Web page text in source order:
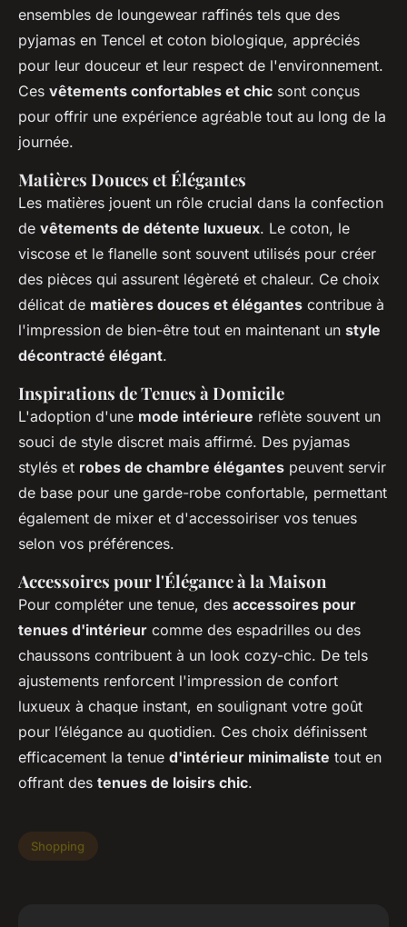
ensembles de loungewear raffinés tels que des
pyjamas en Tencel et coton biologique, appréciés
pour leur douceur et leur respect de l'environnement.
Ces vêtements confortables et chic sont conçus
pour offrir une expérience agréable tout au long de la
journée.
Matières Douces et Élégantes
Les matières jouent un rôle crucial dans la confection
de vêtements de détente luxueux. Le coton, le
viscose et le flanelle sont souvent utilisés pour créer
des pièces qui assurent légèreté et chaleur. Ce choix
délicat de matières douces et élégantes contribue à
l'impression de bien-être tout en maintenant un style
décontracté élégant.
Inspirations de Tenues à Domicile
L'adoption d'une mode intérieure reflète souvent un
souci de style discret mais affirmé. Des pyjamas
stylés et robes de chambre élégantes peuvent servir
de base pour une garde-robe confortable, permettant
également de mixer et d'accessoiriser vos tenues
selon vos préférences.
Accessoires pour l'Élégance à la Maison
Pour compléter une tenue, des accessoires pour
tenues d'intérieur comme des espadrilles ou des
chaussons contribuent à un look cozy-chic. De tels
ajustements renforcent l'impression de confort
luxueux à chaque instant, en soulignant votre goût
pour l’élégance au quotidien. Ces choix définissent
efficacement la tenue d'intérieur minimaliste tout en
offrant des tenues de loisirs chic.
Shopping